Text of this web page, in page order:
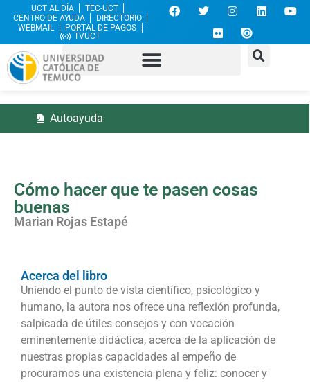
UCT AL DÍA
TEC-UCT
CENTRO DE AYUDA
DIRECTORIO
WEBMAIL
PORTAL DE PAGOS
TVUCT
Autoayuda
Cómo hacer que te pasen cosas
buenas
Marian Rojas Estapé
Acerca del libro
Uniendo el punto de vista científico, psicológico y
humano, la autora nos ofrece una reflexión profunda,
salpicada de útiles consejos y con vocación
eminentemente didáctica, acerca de la aplicación de
nuestras propias capacidades al empeño de
procurarnos una existencia plena y feliz: conocer y